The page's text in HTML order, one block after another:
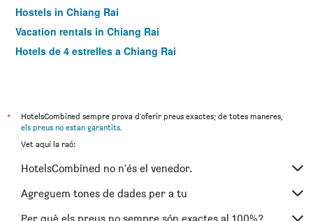
Hostels in Chiang Rai
Vacation rentals in Chiang Rai
Hotels de 4 estrelles a Chiang Rai
*
HotelsCombined sempre prova d'oferir preus exactes; de totes maneres,
els preus no estan garantits.
Vet aquí la raó:
HotelsCombined no n'és el venedor.
Agreguem tones de dades per a tu
Per què els preus no sempre són exactes al 100%?